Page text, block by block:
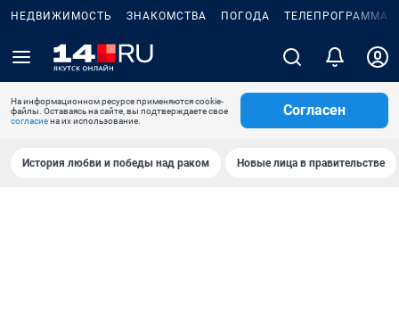
НЕДВИЖИМОСТЬ ЗНАКОМСТВА ПОГОДА ТЕЛЕПРОГРАММА
На информационном ресурсе применяются cookie-
файлы. Оставаясь на сайте, вы подтверждаете свое
согласиена их использование.
Согласен
История любви и победы над раком Новые лица в правительстве